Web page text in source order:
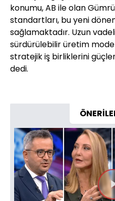
konumu, AB ile olan
standartları, bu yeni
sağlamaktadır. Uzun
sürdürülebilir üretim
stratejik iş birliklerini
dedi.